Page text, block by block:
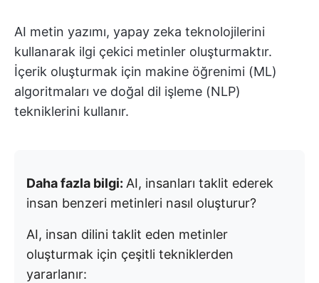
AI metin yazımı, yapay zeka teknolojilerini
kullanarak ilgi çekici metinler oluşturmaktır.
İçerik oluşturmak için makine öğrenimi (ML)
algoritmaları ve doğal dil işleme (NLP)
tekniklerini kullanır.
Daha fazla bilgi: AI, insanları taklit ederek
insan benzeri metinleri nasıl oluşturur?
AI, insan dilini taklit eden metinler
oluşturmak için çeşitli tekniklerden
yararlanır: